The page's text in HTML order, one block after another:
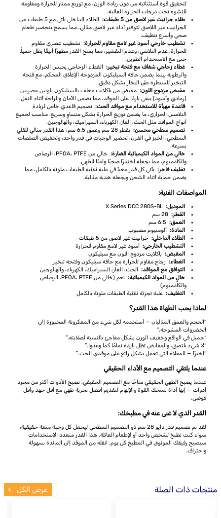
لتحقيق قوة استثنائية من دون زيادة الوزن، مع توزيع ممتاز للحرارة ومقاومة
للتشوه تحت درجات الحرارة العالية.
طلاء جرانيت غير لاصق من 5 طبقات:
الطلاء الداخلي يأتي مع 5 طبقات من
الجرانيت غير اللاصق لتوفير أداء غير لاصق مثالي، مما يسمح بتحضير طعام
صحي وأسرع تنظيف.
تشطيب خارجي أسود غير لامع مقاوم للحرارة: تشطيب عصري مقاوم
للحرارة، عدم التلاشي، وعدم التقشير، مما يمنح القدر مظهرًا أنيقًا يظل جميلًا
حتى مع الاستخدام الطويل.
غطاء زجاجي شفاف مع فتحة تبخير:
الغطاء الزجاجي يحبس الحرارة
والرطوبة بينما يضمن حافة السيليكون المزدوجة الإغلاق المحكم، مع فتحة
التبخير للسيطرة على البخار بشكل دقيق.
مقبض مزدوج اللون: مقبض من باكلايت مغلف بالسيليكون بلونين عصريين
(رمادي وأسود) يبقى باردًا على الموقد، مما يضمن الأمان والراحة أثناء النقل.
قاعدة مهيأة للاستخدام مع مواقد الحث: تصميم قاعدي خاص لزيادة
التلامس الحراري، ما يضمن توزيع الحرارة بشكل متساوٍ وسريع. مناسب لجميع
أنواع المواقد مثل الحث، الغاز، الكهرباء، السيراميك، والهالوجين.
تصميم سطحي محسن:
بقطر 28 سم وعمق 6.5 سم، هذا القدر مثالي للقلي
السطحي، الخَبز في الفرن، تحضير الوجبات في قدر واحد، وتخفيض الصلصات
بسرعة.
خالي من المواد الكيميائية الضارة:
خالي من PFOA، PTFE، الرصاص
والكادميوم، مما يجعله اختيارًا صحيًا وآمنًا للطهي.
تغليف فاخر: يأتي كل قدر معبأ في علبة ثلاثية الطبقات ملونة بالكامل، مما
يضمن حماية أثناء الشحن ويجعله هدية مثالية.
المواصفات الفنية:
الموديل: X Series DCC 280S-BL
القطر: 28 سم
العمق:
المادة: ألومنيوم مصبوب
الطلاء الداخلي: جرانيت غير لاصق من 5 طبقات
التشطيب الخارجي: أسود غير لامع مقاوم للحرارة
المقبض: باكلايت مزدوج اللون مع سيليكون
الغطاء: زجاج مقاوم للحرارة مع حافة سيليكون وفتحة تبخير
التوافق مع المواقد: الحث، الغاز، السيراميك، الكهرباء، والهالوجين
خالٍ من المواد الكيميائية:
نعم (خالي من PFOA، PTFE، الرصاص
والكادميوم)
التغليف: علبة تجزئة ثلاثية الطبقات ملونة بالكامل
لماذا يحب الطهاة هذا القدر؟
“الحجم والعمق المثاليان — أستخدمه لكل شيء من المعكرونة المخبوزة إلى
الخضروات المشوحة.”
“جميل في الواقع وخفيف الوزن بشكل مفاجئ بالنسبة لصلابته.”
“لا شيء يلتصق، والمقابض تظل باردة تمامًا كما وعدوا.”
“أخيرًا — المقلاة التي تعمل بشكل رائع على موقدي الحث.”
عندما يلتقي التصميم مع الأداء الحقيقي
عندما يصبح الطهي الحقيقي متاحًا مع التصميم الحقيقي، تصبح الأدوات أكثر من مجرد
أدوات — إنها أداة تمنحك القوة والإلهام لتقديم أفضل تجربة طهي مع أقل جهد وأقل
فوضى.
القدر الذي لا غنى عنه في مطبخك:
لقد تم تصميم قدر دايو 28 سم ذو التصميم السطحي ليجعل كل وجبة متعة حقيقية،
سواء كنت تطبخ لشخص واحد أو لإطعام العائلة. هذا القدر متعدد الاستخدامات
سيصبح رفيقك الموثوق في المطبخ كل يوم. انقله من الموقد إلى المائدة بسهولة
واحتراف.
منتجات ذات الصلة عرض الكل